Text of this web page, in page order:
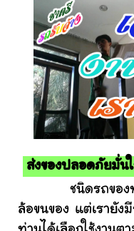
ส่งของปลอดภัยมั่น
ชนิดรถของทาง
ล้อขนของ แต่เรายัง